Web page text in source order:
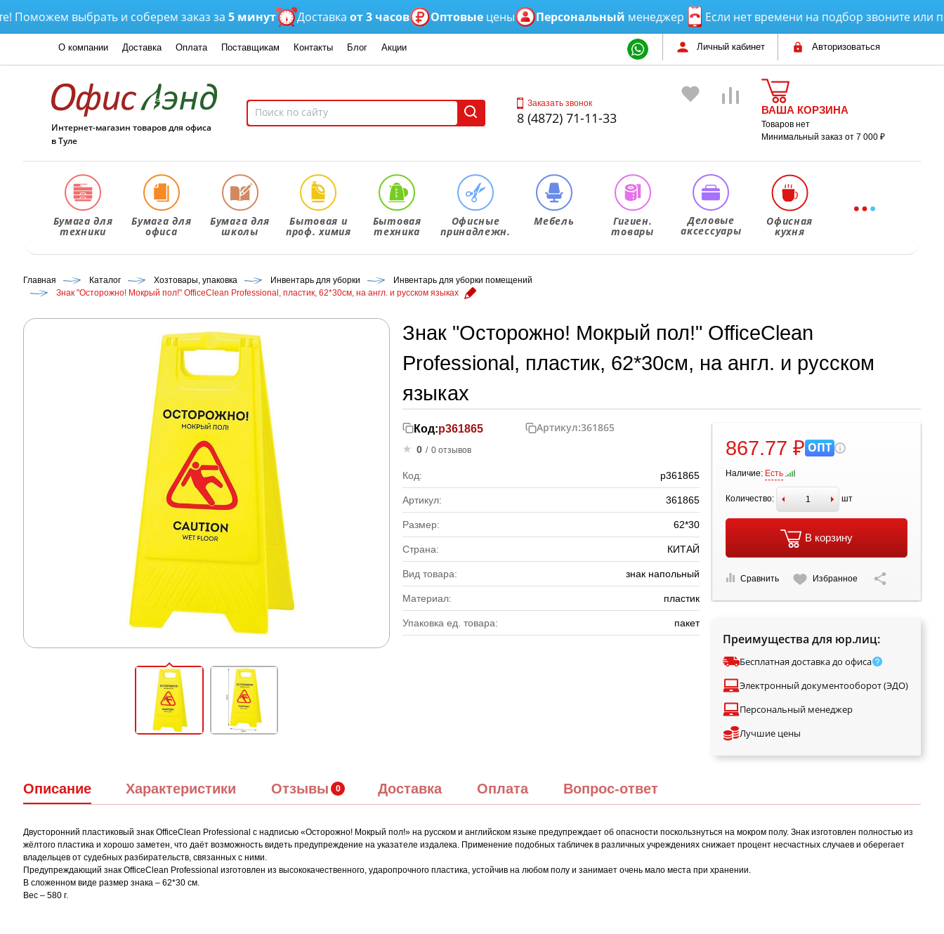
выбрать и соберем заказ за5 минут Доставкаот 3 часов Оптовыецены Персональныйменеджер Если нет времени на подбор звоните или
Личный кабинет Авторизоваться
О компании Доставка Оплата Поставщикам Контакты Блог Акции
Интернет-магазин товаров для офиса
в Туле
Заказать звонок
8 (4872) 71-11-33 ВАША КОРЗИНА
Товаров нет
Минимальный заказ от 7 000 ₽
Бумага для
техники
Бумага для
офиса
Бумага для
школы
Бытовая и
проф. химия
Бытовая
техника
Офисные
принадлежн.
Мебель Гигиен.
товары
Деловые
аксессуары
Офисная
кухня
Главная Каталог Хозтовары, упаковка Инвентарь для уборки
Инвентарь для уборки помещений
Знак "Осторожно! Мокрый пол!" OfficeClean Professional, пластик, 62*30см, на англ. и русском языках
Знак "Осторожно! Мокрый пол!" OfficeClean
Professional, пластик, 62*30см, на англ. и русском
языках
Код:р361865 Артикул:361865
0 / 0 отзывов
Код: р361865
Артикул: 361865
Размер: 62*30
Страна: КИТАЙ
Вид товара: знак напольный
Материал: пластик
Упаковка ед. товара: пакет
867.77 ₽ ОПТ
Наличие: Есть
Количество: шт
В корзину
Сравнить Избранное
Преимущества для юр.лиц:
Бесплатная доставка до офиса
Электронный документооборот (ЭДО)
Персональный менеджер
Лучшие цены
Описание Характеристики Отзывы Доставка Оплата Вопрос-ответ
Двусторонний пластиковый знак OfficeClean Professional с надписью «Осторожно! Мокрый пол!» на русском и английском языке предупреждает об опасности поскользнуться на мокром полу. Знак изготовлен полностью из
жёлтого пластика и хорошо заметен, что даёт возможность видеть предупреждение на указателе издалека. Применение подобных табличек в различных учреждениях снижает процент несчастных случаев и оберегает
владельцев от судебных разбирательств, связанных с ними.
Предупреждающий знак OfficeClean Professional изготовлен из высококачественного, ударопрочного пластика, устойчив на любом полу и занимает очень мало места при хранении.
В сложенном виде размер знака – 62*30 см.
Вес – 580 г.